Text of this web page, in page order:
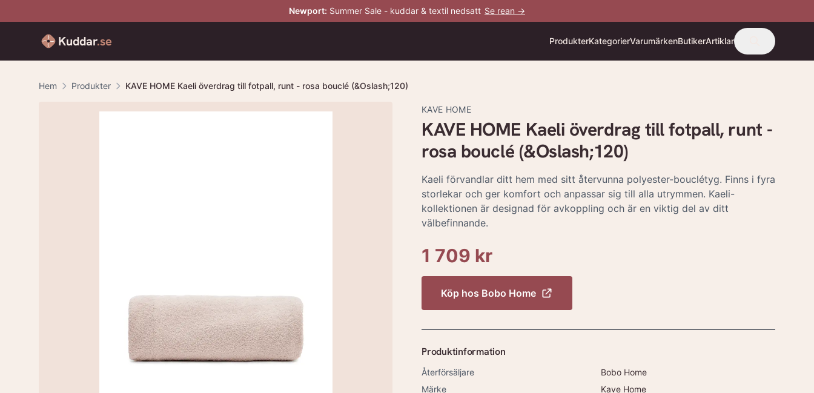
Newport: Summer Sale - kuddar & textil nedsatt Se rean →
Kuddar.se ProdukterKategorierVarumärkenButikerArtiklar
Hem Produkter KAVE HOME Kaeli överdrag till fotpall, runt - rosa bouclé (&Oslash;120)
KAVE HOME
KAVE HOME Kaeli överdrag till fotpall, runt -
rosa bouclé (&Oslash;120)
Kaeli förvandlar ditt hem med sitt återvunna polyester-bouclétyg. Finns i fyra
storlekar och ger komfort och anpassar sig till alla utrymmen. Kaeli-
kollektionen är designad för avkoppling och är en viktig del av ditt
välbefinnande.
1 709 kr
Köp hos Bobo Home
Produktinformation
Återförsäljare
Bobo Home
Märke
Kave Home